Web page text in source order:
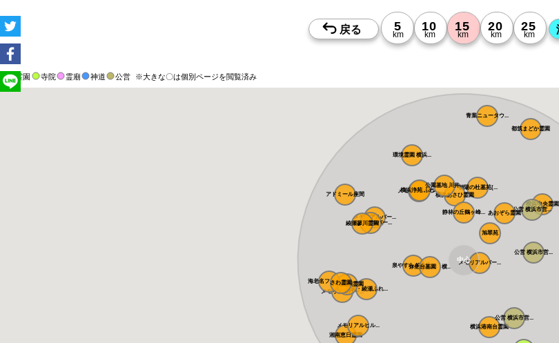
霊園 寺院 霊廟 神道 公営 ※大きな〇は個別ページを閲覧済み
横浜中央霊園
環境霊園 横浜...
朝陽の杜墓苑(...
横浜港南台霊園
メモリアルサン...
旭翠苑
横浜あさひ霊園
横浜浄苑 ふれ...
メモリアルパー...藤沢・綾瀬ふれ...
湘南恵日霊園
メモリアルパー...
県央綾瀬霊園
メモリアルパー...
綾瀬蓼川霊園
アドミール座間
海老名フォーシ...
公園墓地 川井...
メモリアルヒル...
泉やすらぎの丘...
さわ霊園
静林の丘鶴ヶ峰...
弥生台墓園 横...
公営 横浜市営...
公営 横浜市営...
公営 横浜市営...
青葉ニュータウ...
あおぞら霊園
都筑まどか霊園
メモリアルパー...
中心